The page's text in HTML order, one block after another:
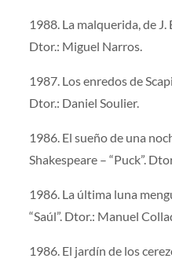
1988. La malquerida, de J.
Dtor.: Miguel Narros.
1987. Los enredos de
Dtor.: Daniel Soulier.
1986. El sueño de una
Shakespeare – “Puck”.
1986. La última luna
“Saúl”. Dtor.: Manuel
1986. El jardín de los